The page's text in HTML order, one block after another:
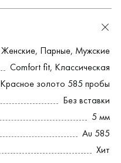
Женские, Парные, Мужские
Comfort fit, Классическая
Красное золото 585 пробы
Без вставки
5 мм
Au 585
Хит